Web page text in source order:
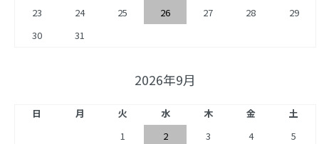
23
24 25 26 27 28
29
30
31
2026年9月
日 月 火 水 木 金
土
1
2 3 4
5